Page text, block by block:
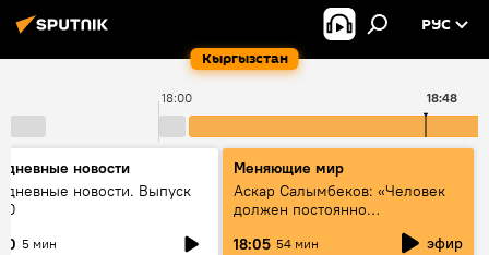
Кыргызстан
РУС
18:00 18:48
новости
новости. Выпуск
5 мин
Меняющие мир
Аскар Салымбеков: «Человек
должен постоянно
18:05 54 мин эфир